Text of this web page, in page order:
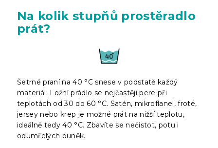
Na kolik stupňů prostěradlo
prát?
Šetrné praní na 40 °C snese v podstatě každý
materiál. Ložní prádlo se nejčastěji pere při
teplotách od 30 do 60 °C. Satén, mikroflanel, froté,
jersey nebo krep je možné prát na nižší teplotu,
ideálně tedy 40 °C. Zbavíte se nečistot, potu i
odumřelých buněk.